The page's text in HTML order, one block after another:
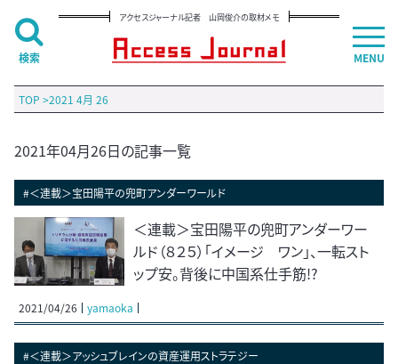
アクセスジャーナル記者 山岡俊介の取材メモ
TOP >2021 4月 26
2021年04月26日の記事一覧
#＜連載＞宝田陽平の兜町アンダーワールド
＜連載＞宝田陽平の兜町アンダーワー
ルド（８２５）「イメージ ワン」、一転スト
ップ安。背後に中国系仕手筋!?
2021/04/26 yamaoka
#＜連載＞アッシュブレインの資産運用ストラテジー
MENU
検索